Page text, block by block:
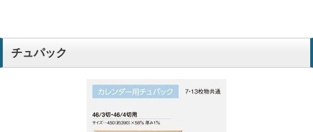
チュパック